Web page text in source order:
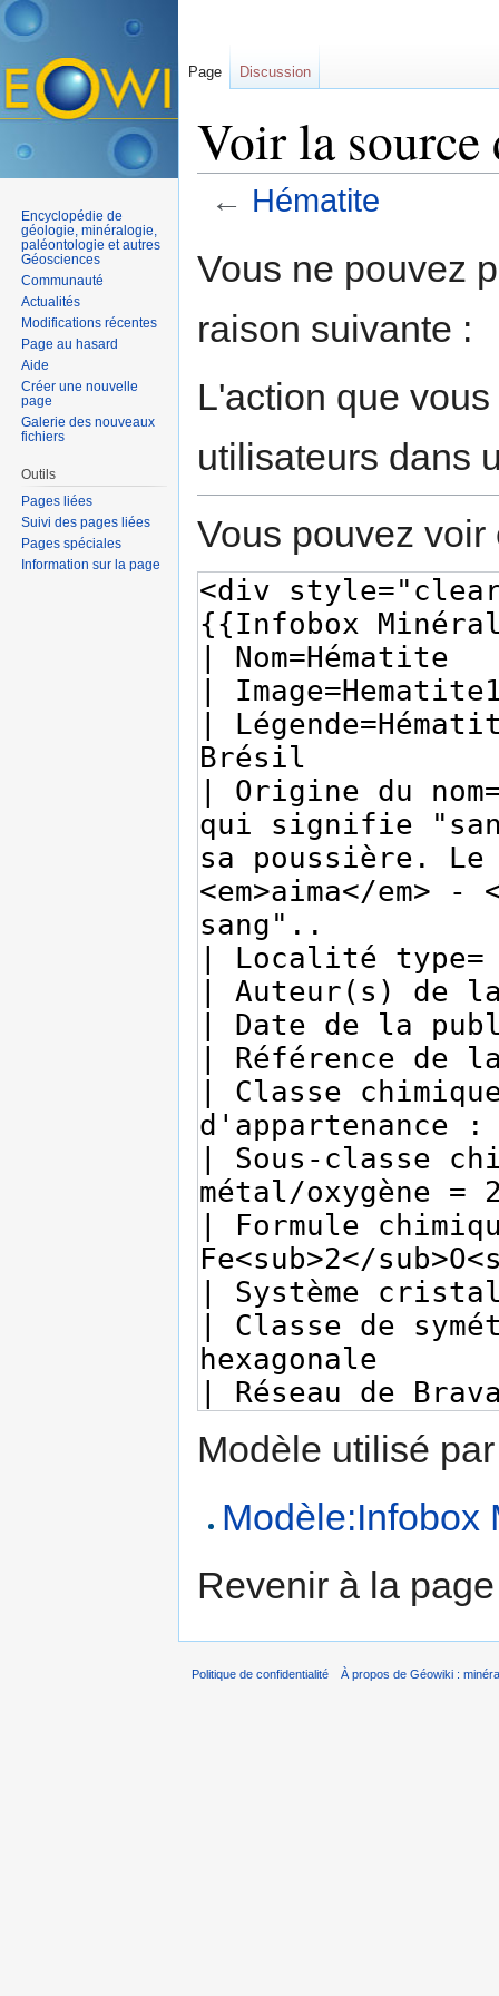
Voir la source
← Hématite
Vous ne pouvez
raison suivante :
L'action que
utilisateurs dans
Vous pouvez
Modèle utilisé
Modèle:Infobox
Revenir à la
Page Discussion
Encyclopédie de
géologie, minéralogie,
paléontologie et autres
Géosciences
Communauté
Actualités
Modifications récentes
Page au hasard
Aide
Créer une nouvelle
page
Galerie des nouveaux
fichiers
Outils
Pages liées
Suivi des pages liées
Pages spéciales
Information sur la page
Politique de confidentialité À propos de Géowiki :